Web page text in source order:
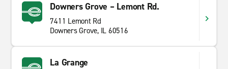
Downers Grove – Lemont Rd.
7411 Lemont Rd
Downers Grove, IL 60516
La Grange